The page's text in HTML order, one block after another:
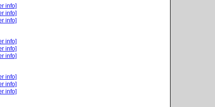
info]
info]
info]
info]
info]
info]
info]
info]
info]